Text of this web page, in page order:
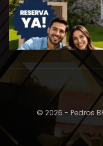
© 2026 - Pedros